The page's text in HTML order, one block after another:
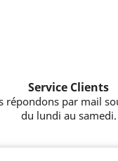
Service Clients
répondons par mail
du lundi au samedi.